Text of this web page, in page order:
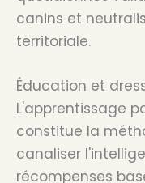
canins et
territoriale.
Éducation et
L'apprentissage
constitue la
canaliser
récompenses